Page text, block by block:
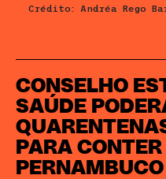
CONSELHO
SAÚDE
PARA
PERNAMBUCO
Crédito: Andréa Rego